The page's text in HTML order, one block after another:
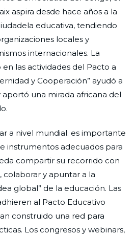
aspira desde hace años a la
educativa, tendiendo
locales y
internacionales. La
las actividades del Pacto a
y Cooperación” ayudó a
una mirada africana del
a nivel mundial: es importante
instrumentos adecuados para
compartir su recorrido con
colaborar y apuntar a la
global” de la educación. Las
al Pacto Educativo
construido una red para
Los congresos y webinars,